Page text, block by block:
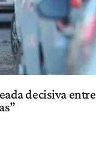
decisiva entre